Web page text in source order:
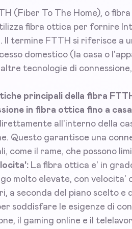
(Fiber To The Home), o
fibra ottica per fornire
Il termine FTTH si riferisce a
domestico (la casa o
tecnologie di
principali della fibra
in fibra ottica fino a
all'interno della
Questo garantisce una
come il rame, che possono
La fibra ottica e' in
molto elevate, con velocita'
a seconda del piano scelto
soddisfare le esigenze di
il gaming online e il